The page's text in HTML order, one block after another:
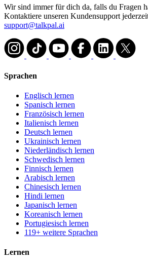
Wir sind immer für dich da, falls du Fragen
Kontaktiere unseren Kundensupport
support@talkpal.ai
Sprachen
Englisch lernen
Spanisch lernen
Französisch lernen
Italienisch lernen
Deutsch lernen
Ukrainisch lernen
Niederländisch lernen
Schwedisch lernen
Finnisch lernen
Arabisch lernen
Chinesisch lernen
Hindi lernen
Japanisch lernen
Koreanisch lernen
Portugiesisch lernen
119+ weitere Sprachen
Lernen